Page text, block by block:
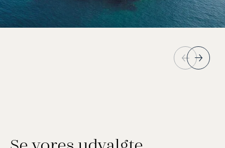
Se vores udvalgte